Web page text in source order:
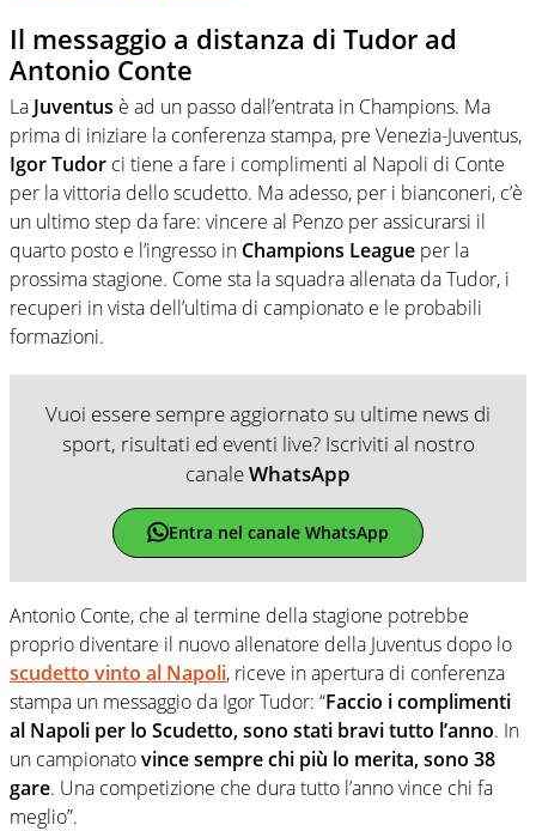
Il messaggio a distanza di Tudor ad
Antonio Conte
La Juventus è ad un passo dall’entrata in Champions. Ma
prima di iniziare la conferenza stampa, pre Venezia-Juventus,
Igor Tudor ci tiene a fare i complimenti al Napoli di Conte
per la vittoria dello scudetto. Ma adesso, per i bianconeri, c’è
un ultimo step da fare: vincere al Penzo per assicurarsi il
quarto posto e l’ingresso in Champions League per la
prossima stagione. Come sta la squadra allenata da Tudor, i
recuperi in vista dell’ultima di campionato e le probabili
formazioni.
Vuoi essere sempre aggiornato su ultime news di
sport, risultati ed eventi live? Iscriviti al nostro
canaleWhatsApp
Entra nel canale WhatsApp
Antonio Conte, che al termine della stagione potrebbe
proprio diventare il nuovo allenatore della Juventus dopo lo
scudetto vinto al Napoli, riceve in apertura di conferenza
stampa un messaggio da Igor Tudor: “Faccio i complimenti
al Napoli per lo Scudetto, sono stati bravi tutto l’anno. In
un campionatovince sempre chi più lo merita, sono 38
gare. Una competizione che dura tutto l’anno vince chi fa
meglio”.